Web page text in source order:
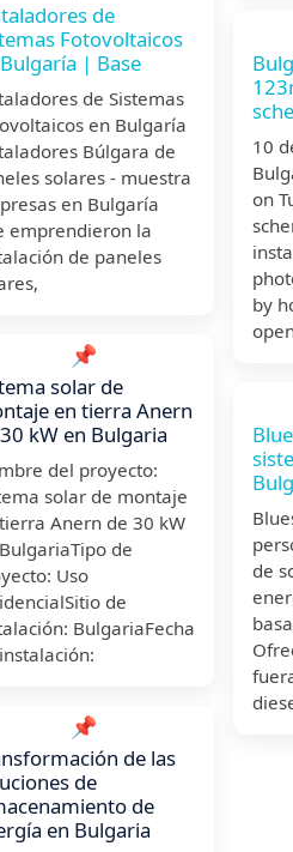
de
Fotovoltaicos
| Base
de Sistemas
en Bulgaría
Búlgara de
solares - muestra
en Bulgaría
emprendieron la
de paneles
📌
solar de
en tierra Anern
kW en Bulgaria
del proyecto:
solar de montaje
Anern de 30 kW
de
Uso
de
BulgariaFecha
📌
de las
de
de
en Bulgaria
10
on
by
de